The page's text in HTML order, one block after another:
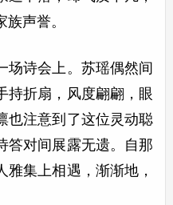
声誉。
场诗会上。苏瑶偶然间
持折扇，风度翩翩，眼
也注意到了这位灵动聪
答对间展露无遗。自那
雅集上相遇，渐渐地，